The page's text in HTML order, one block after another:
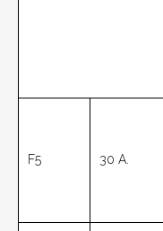
F5 30 A.